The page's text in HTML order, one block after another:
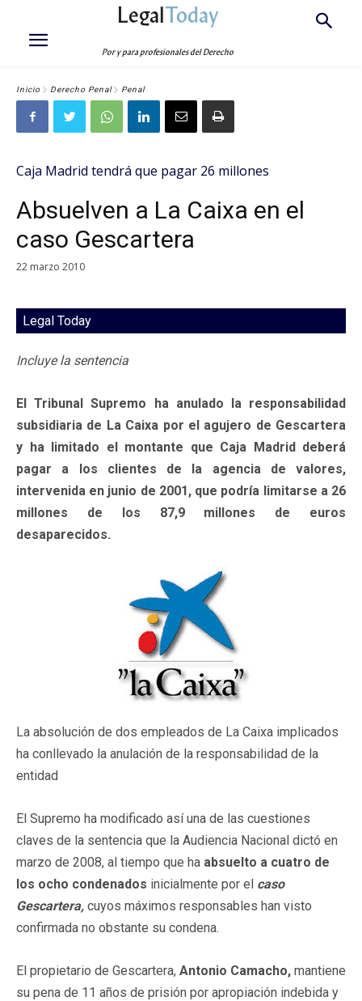
LegalToday
Por y para profesionales del Derecho
Inicio Derecho Penal Penal
Caja Madrid tendrá que pagar 26 millones
Absuelven a La Caixa en el
caso Gescartera
22 marzo 2010
Legal Today
Incluye la sentencia
El Tribunal Supremo ha anulado la responsabilidad
subsidiaria de La Caixa por el agujero de Gescartera
y ha limitado el montante que Caja Madrid deberá
pagar a los clientes de la agencia de valores,
intervenida en junio de 2001, que podría limitarse a 26
millones de los 87,9 millones de euros
desaparecidos.
La absolución de dos empleados de La Caixa implicados
ha conllevado la anulación de la responsabilidad de la
entidad
El Supremo ha modificado así una de las cuestiones
claves de la sentencia que la Audiencia Nacional dictó en
marzo de 2008, al tiempo que ha absuelto a cuatro de
los ocho condenados inicialmente por el caso
Gescartera, cuyos máximos responsables han visto
confirmada no obstante su condena.
El propietario de Gescartera, Antonio Camacho, mantiene
su pena de 11 años de prisión por apropiación indebida y